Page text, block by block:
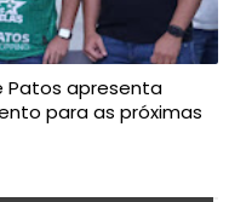
Patos apresenta
para as próximas